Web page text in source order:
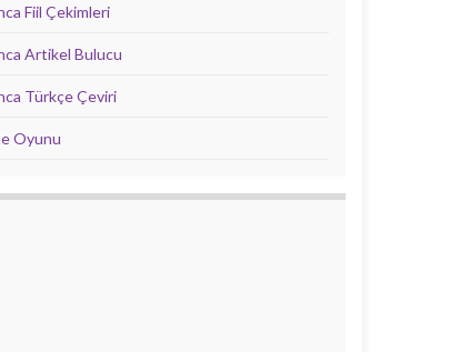
Fiil Çekimleri
Artikel Bulucu
Türkçe Çeviri
Oyunu